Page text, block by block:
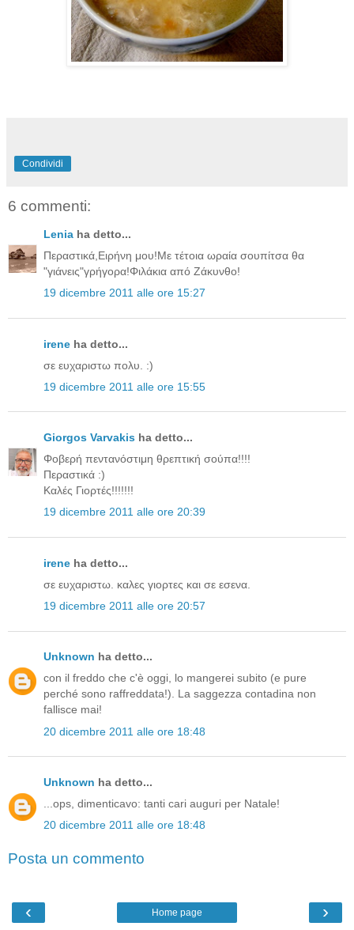
Condividi
6 commenti:
Lenia ha detto...
Περαστικά,Ειρήνη μου!Με τέτοια ωραία σουπίτσα θα
"γιάνεις"γρήγορα!Φιλάκια από Ζάκυνθο!
19 dicembre 2011 alle ore 15:27
irene ha detto...
σε ευχαριστω πολυ. :)
19 dicembre 2011 alle ore 15:55
Giorgos Varvakis ha detto...
Φοβερή πεντανόστιμη θρεπτική σούπα!!!!
Περαστικά :)
Καλές Γιορτές!!!!!!!
19 dicembre 2011 alle ore 20:39
irene ha detto...
σε ευχαριστω. καλες γιορτες και σε εσενα.
19 dicembre 2011 alle ore 20:57
Unknown ha detto...
con il freddo che c'è oggi, lo mangerei subito (e pure
perché sono raffreddata!). La saggezza contadina non
fallisce mai!
20 dicembre 2011 alle ore 18:48
Unknown ha detto...
...ops, dimenticavo: tanti cari auguri per Natale!
20 dicembre 2011 alle ore 18:48
Posta un commento
‹ ›
Home page